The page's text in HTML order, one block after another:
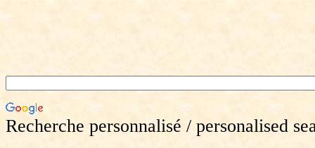
Recherche personnalisé / personalised